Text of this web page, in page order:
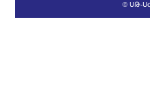
©ՍԹ-